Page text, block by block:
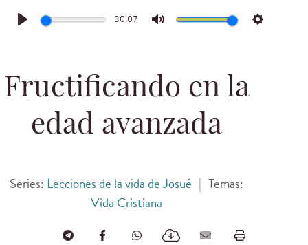
Play
30:07
Mute Settings
Fructificando en la
edad avanzada
Series: Lecciones de la vida de Josué | Temas:
Vida Cristiana